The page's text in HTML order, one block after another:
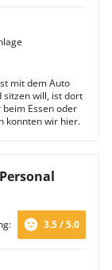
mit dem Auto
sitzen will, ist dort
Essen oder
konnten wir hier.
3.5 / 5.0